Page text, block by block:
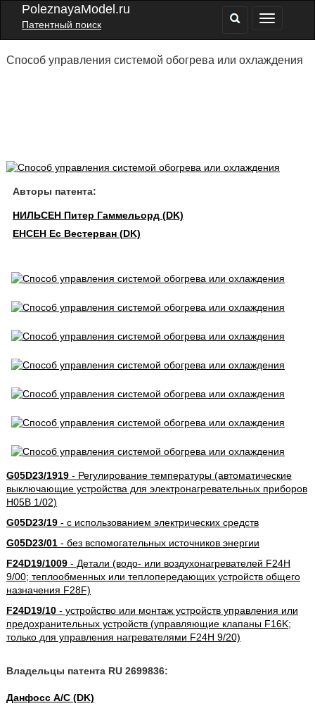
PoleznayaModel.ru
Патентный поиск
Способ управления системой обогрева или охлаждения
Авторы патента:
НИЛЬСЕН Питер Гаммельорд (DK)
ЕНСЕН Ес Вестерван (DK)
G05D23/1919- Регулирование температуры (автоматические
выключающие устройства для электронагревательных приборов
H05B 1/02)
G05D23/19- с использованием электрических средств
G05D23/01- без вспомогательных источников энергии
F24D19/1009- Детали (водо- или воздухонагревателей F24H
9/00; теплообменных или теплопередающих устройств общего
назначения F28F)
F24D19/10- устройство или монтаж устройств управления или
предохранительных устройств (управляющие клапаны F16K;
только для управления нагревателями F24H 9/20)
Владельцы патента RU 2699836:
Данфосс А/С (DK)